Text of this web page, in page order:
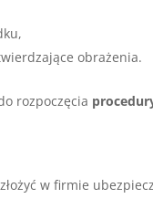
obrażenia.
rozpoczęcia
w firmie